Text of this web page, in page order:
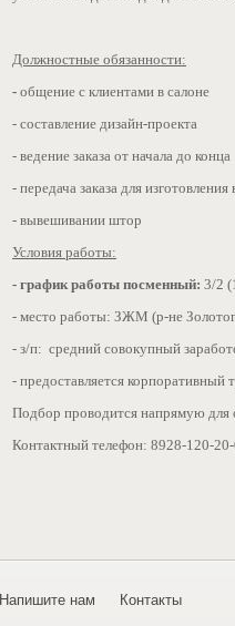
Должностные обязанности:
- общение с клиентами в салоне
- составление дизайн-проекта
- ведение заказа от начала до конца
- передача заказа для
- вывешивании штор
Условия работы:
- график работы посменный: 3/2
- место работы: ЗЖМ (р-не
- з/п: средний совокупный
- предоставляется корпоративный
Подбор проводится напрямую
Контактный телефон: 8928-120-
Напишите нам Контакты